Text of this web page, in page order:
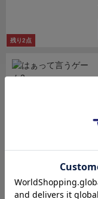
残り2点